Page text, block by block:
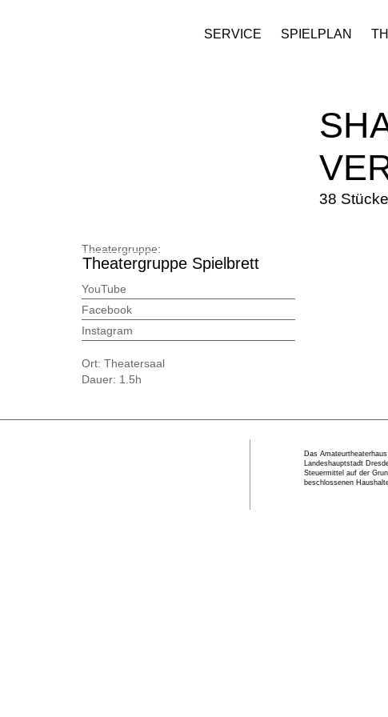
SERVICE SPIELPLAN
38
Theatergruppe:
Theatergruppe Spielbrett
YouTube
Facebook
Instagram
Ort: Theatersaal
Dauer: 1.5h
Das
Landeshauptstadt
Steuermittel auf der
beschlossenen